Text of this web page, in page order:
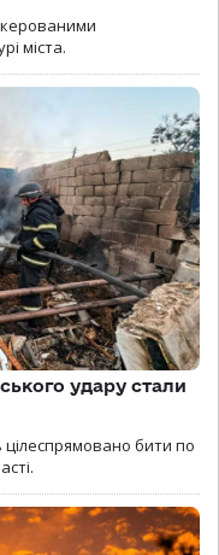
керованими
міста.
удару стали
цілеспрямовано бити по